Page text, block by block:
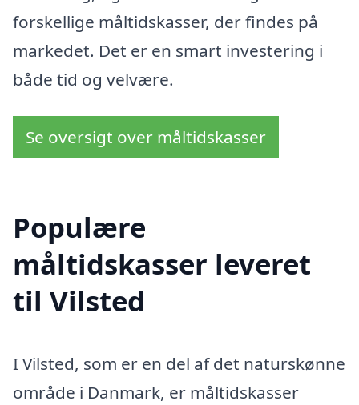
forskellige måltidskasser, der findes på
markedet. Det er en smart investering i
både tid og velvære.
Se oversigt over måltidskasser
Populære
måltidskasser leveret
til Vilsted
I Vilsted, som er en del af det naturskønne
område i Danmark, er måltidskasser